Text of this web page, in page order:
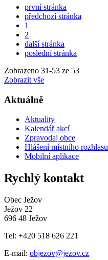
první stránka
předchozí stránka
1
2
další stránka
poslední stránka
Zobrazeno 31-53 ze 53
Zobrazit vše
Aktuálně
Aktuality
Kalendář akcí
Zpravodaj obce
Hlášení místního rozhlasu
Mobilní aplikace
Rychlý kontakt
Obec Ježov
Ježov 22
696 48 Ježov
Tel: +420 518 626 221
E-mail: objezov@jezov.cz